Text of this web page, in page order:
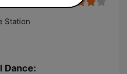
Station
Dance: